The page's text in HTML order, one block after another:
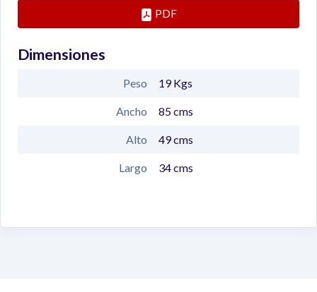
PDF
Dimensiones
Peso 19Kgs
Ancho 85cms
Alto 49cms
Largo 34cms